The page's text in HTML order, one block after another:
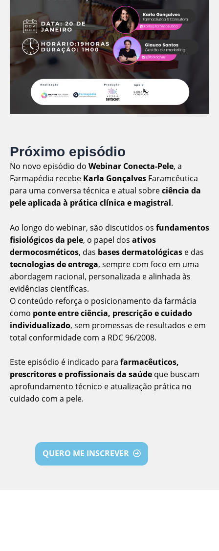
Próximo episódio
No novo episódio do Webinar Conecta-Pele, a
Farmapédia recebe Karla Gonçalves Faramcêutica
para uma conversa técnica e atual sobreciência da
pele aplicada à prática clínica e magistral.
Ao longo do webinar, são discutidos os fundamentos
fisiológicos da pele, o papel dos ativos
dermocosméticos, das bases dermatológicas e das
tecnologias de entrega, sempre com foco em uma
abordagem racional, personalizada e alinhada às
evidências científicas.
O conteúdo reforça o posicionamento da farmácia
como ponte entre ciência, prescrição e cuidado
individualizado, sem promessas de resultados e em
total conformidade com a RDC 96/2008.
Este episódio é indicado para farmacêuticos,
prescritores e profissionais da saúde que buscam
aprofundamento técnico e atualização prática no
cuidado com a pele.
QUERO ME INSCREVER